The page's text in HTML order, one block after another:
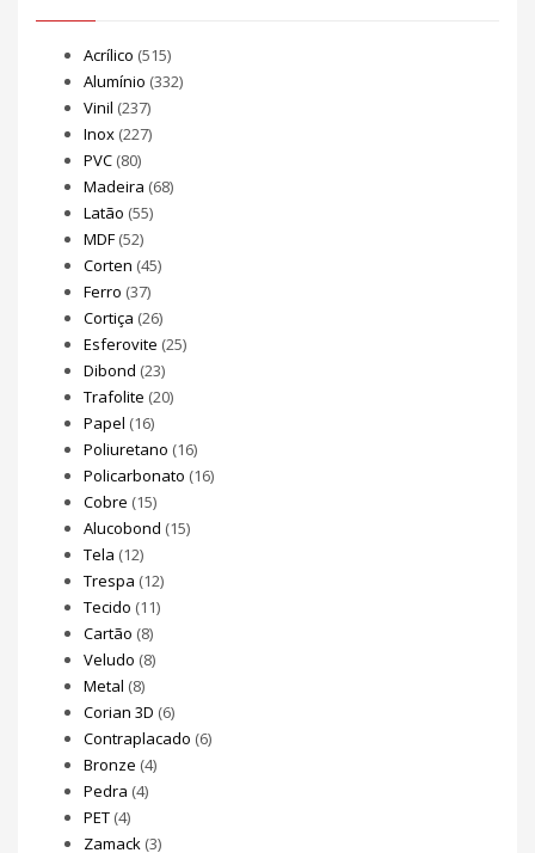
Acrílico (515)
Alumínio (332)
Vinil (237)
Inox (227)
PVC (80)
Madeira (68)
Latão (55)
MDF (52)
Corten (45)
Ferro (37)
Cortiça (26)
Esferovite (25)
Dibond (23)
Trafolite (20)
Papel (16)
Poliuretano (16)
Policarbonato (16)
Cobre (15)
Alucobond (15)
Tela (12)
Trespa (12)
Tecido (11)
Cartão (8)
Veludo (8)
Metal (8)
Corian 3D (6)
Contraplacado (6)
Bronze (4)
Pedra (4)
PET (4)
Zamack (3)